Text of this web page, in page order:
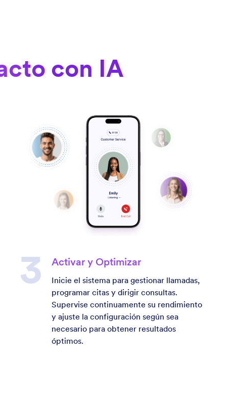
con IA
Activar y Optimizar
Inicie el sistema para gestionar llamadas,
programar citas y dirigir consultas.
Supervise continuamente su rendimiento
y ajuste la configuración según sea
necesario para obtener resultados
óptimos.